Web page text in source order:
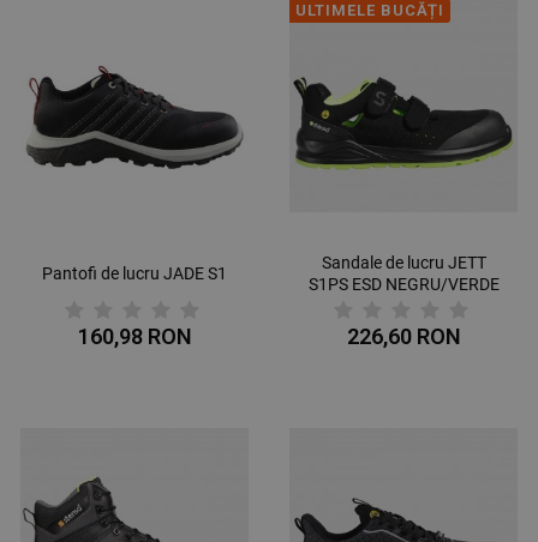
Pantofi de lucru JADE S1
160,98 RON
ULTIMELE BUCĂȚI
Sandale de lucru JETT
S1PS ESD NEGRU/VERDE
226,60 RON